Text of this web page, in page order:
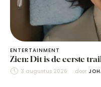
ENTERTAINMENT
Zien: Dit is de eerste
3 augustus 2026 door